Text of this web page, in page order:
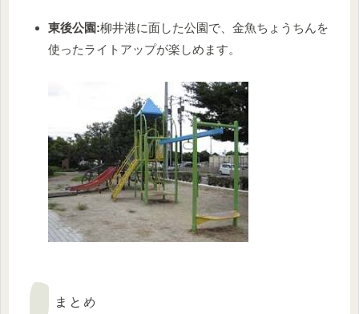
東後公園:柳井港に面した公園で、金魚ちょうちんを
使ったライトアップが楽しめます。
まとめ